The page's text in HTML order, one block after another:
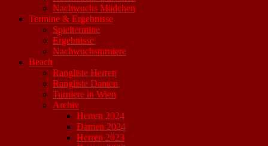
Nachwuchs Mädchen
Termine & Ergebnisse
Spieltermine
Ergebnisse
Nachwuchsturniere
Beach
Rangliste Herren
Rangliste Damen
Turniere in Wien
Archiv
Herren 2024
Damen 2024
Herren 2023